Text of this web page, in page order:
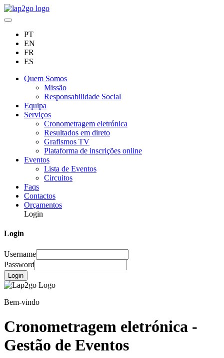
PT
EN
FR
ES
Quem Somos
Missão
Responsabilidade Social
Equipa
Serviços
Cronometragem eletrónica
Resultados em direto
Grafismos TV
Plataforma de inscrições online
Eventos
Lista de Eventos
Circuitos
Faqs
Contactos
Orçamentos
Login
Login
Username
Password
Login
Bem-vindo
Cronometragem eletrónica -
Gestão de Eventos